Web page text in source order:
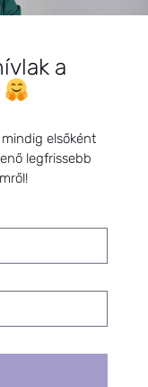
a
elsőként
legfrissebb